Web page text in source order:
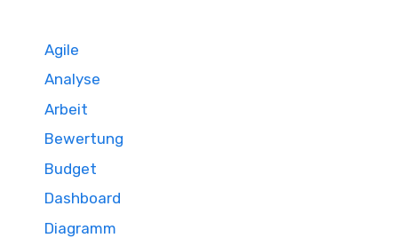
Agile
Analyse
Arbeit
Bewertung
Budget
Dashboard
Diagramm